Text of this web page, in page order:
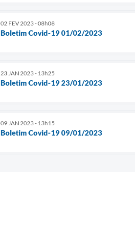
02 FEV 2023 - 08h08
Boletim Covid-19 01/02/2023
23 JAN 2023 - 13h25
Boletim Covid-19 23/01/2023
09 JAN 2023 - 13h15
Boletim Covid-19 09/01/2023